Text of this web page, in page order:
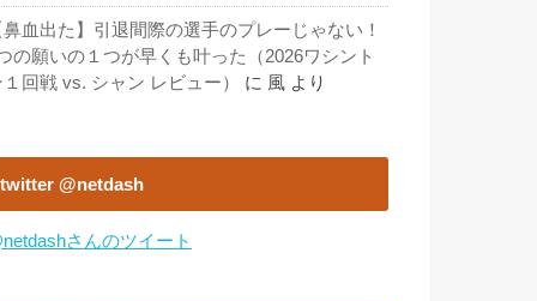
鼻血出た】引退間際の選手のプレーじゃない！
の願いの１つが早くも叶った（2026ワシント
１回戦 vs. シャン レビュー）
に 風 より
twitter @netdash
さんのツイート